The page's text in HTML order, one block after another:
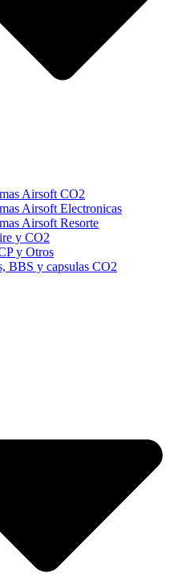
Airsoft CO2
Airsoft Electronicas
Airsoft Resorte
y CO2
y Otros
BBS y capsulas CO2